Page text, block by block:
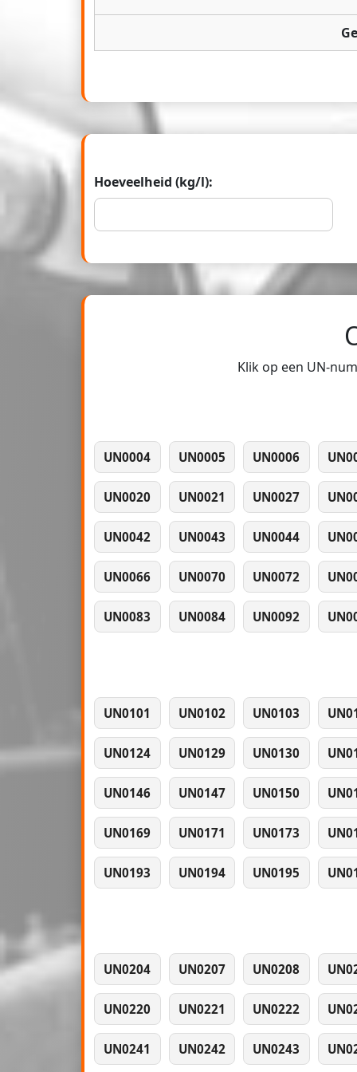
Hoeveelheid (kg/l):
Klik op een UN-
UN0004 UN0005 UN0006
UN0020 UN0021 UN0027
UN0042 UN0043 UN0044
UN0066 UN0070 UN0072
UN0083 UN0084 UN0092
UN0101 UN0102 UN0103
UN0124 UN0129 UN0130
UN0146 UN0147 UN0150
UN0169 UN0171 UN0173
UN0193 UN0194 UN0195
UN0204 UN0207 UN0208
UN0220 UN0221 UN0222
UN0241 UN0242 UN0243